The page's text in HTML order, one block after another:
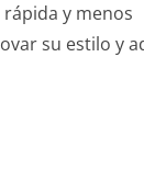
y menos
su estilo y